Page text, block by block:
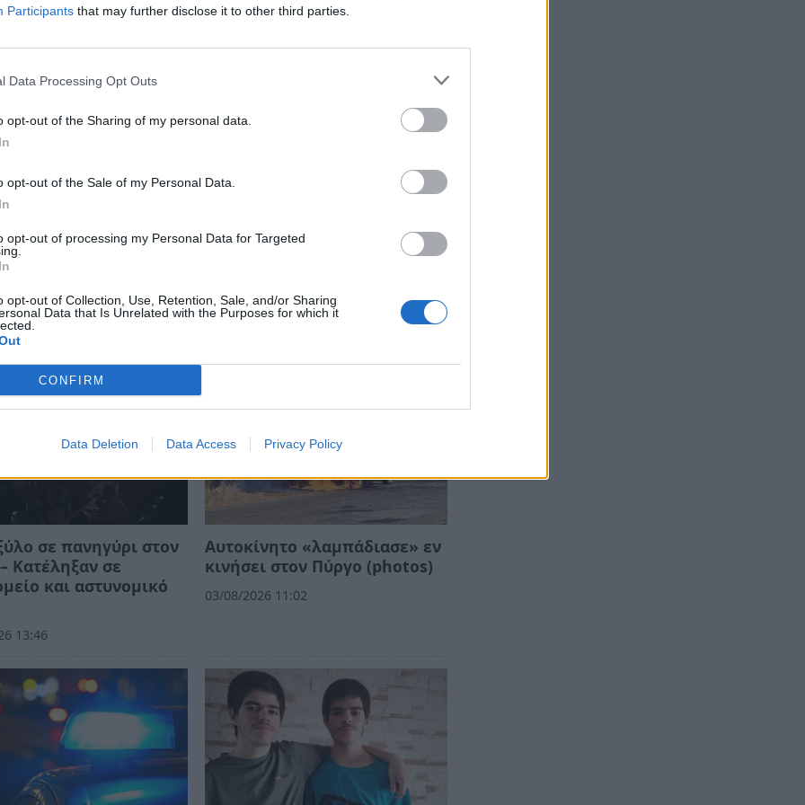
Participants that may further disclose it to other third parties.
Data Processing Opt Outs
opt-out of the Sharing of my personal data.
opt-out of the Sale of my Personal Data.
opt-out of processing my Personal Data for Targeted
opt-out of Collection, Use, Retention, Sale, and/or Sharing
Data that Is Unrelated with the Purposes for which it
CONFIRM
Data Deletion Data Access Privacy Policy
Ταμείο Μολυβιάτη).
στους κόμβους με οδούς Διονύσου και
περιοχής «Κατσικάρι» από τον κόμβο
συνεργείο Ζορμπά.
και σε άλλα σημεία.
και μάθετε πρώτοι
σε πανηγύρι στον
Κατέληξαν σε
και αστυνομικό
13:46
Αυτοκίνητο «λαμπάδιασε» εν
κινήσει στον Πύργο (photos)
03/08/2026 11:02